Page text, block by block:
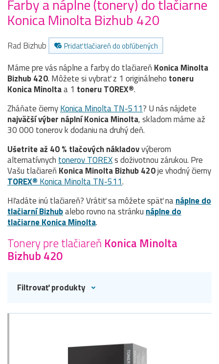
Farby a náplne (tonery) do tlačiarne
Konica Minolta Bizhub 420
Rad Bizhub Pridať tlačiareň do obľúbených
Máme pre vás náplne a farby do tlačiareň Konica Minolta
Bizhub 420. Môžete si vybrať z 1 originálneho toneru
Konica Minoltaa 1 toneru TOREX®.
Zháňate čiernyKonica Minolta TN-511? U nás nájdete
najväčší výber náplní Konica Minolta, skladom máme až
30 000 tonerov k dodaniu na druhý deň.
Ušetrite až 40 % tlačových nákladovvýberom
alternatívnychtonerov TOREXs doživotnou zárukou. Pre
Vašu tlačiareň Konica Minolta Bizhub 420je vhodný čierny
TOREX®Konica Minolta TN-511.
Hľadáte inú tlačiareň? Vrátiť sa môžete späť nanáplne do
tlačiarní Bizhubalebo rovno na stránkunáplne do
tlačiarne Konica Minolta.
Tonery pre tlačiareň Konica Minolta
Bizhub 420
Filtrovať produkty